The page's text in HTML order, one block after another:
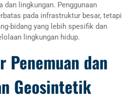
dan lingkungan. Penggunaan
pada infrastruktur besar, tetapi
bidang yang lebih spesifik dan
lingkungan hidup.
Penemuan dan
Geosintetik